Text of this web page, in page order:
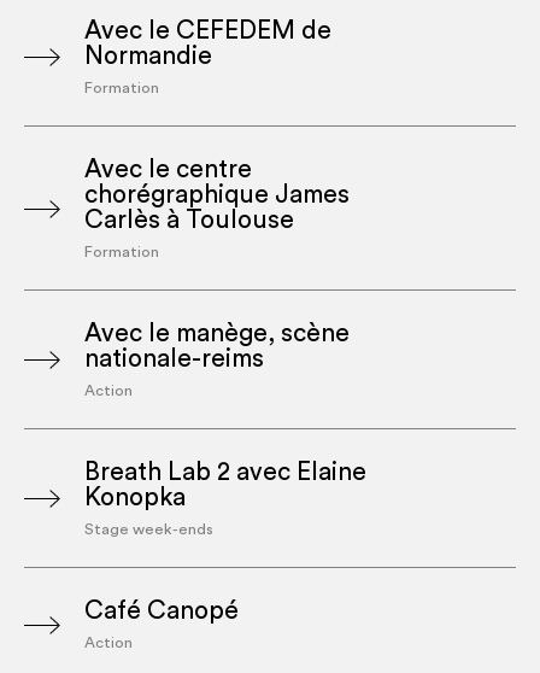
Avec le CEFEDEM de
Normandie
Formation
Avec le centre
chorégraphique James
Carlès à Toulouse
Formation
Avec le manège, scène
nationale-reims
Action
Breath Lab 2 avec Elaine
Konopka
Stage week-ends
Café Canopé
Action